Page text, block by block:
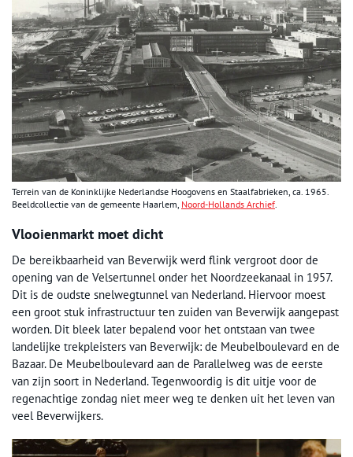
Terrein van de Koninklijke Nederlandse Hoogovens en Staalfabrieken, ca. 1965.
Beeldcollectie van de gemeente Haarlem, Noord-Hollands Archief.
Vlooienmarkt moet dicht
De bereikbaarheid van Beverwijk werd flink vergroot door de
opening van de Velsertunnel onder het Noordzeekanaal in 1957.
Dit is de oudste snelwegtunnel van Nederland. Hiervoor moest
een groot stuk infrastructuur ten zuiden van Beverwijk aangepast
worden. Dit bleek later bepalend voor het ontstaan van twee
landelijke trekpleisters van Beverwijk: de Meubelboulevard en de
Bazaar. De Meubelboulevard aan de Parallelweg was de eerste
van zijn soort in Nederland. Tegenwoordig is dit uitje voor de
regenachtige zondag niet meer weg te denken uit het leven van
veel Beverwijkers.